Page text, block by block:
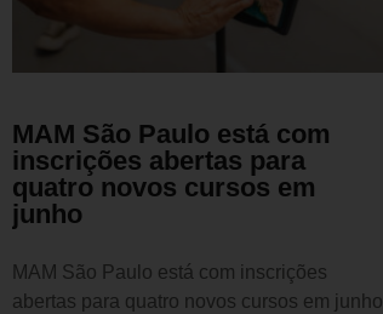
MAM São Paulo está com
inscrições abertas para
quatro novos cursos em
junho
MAM São Paulo está com inscrições
abertas para quatro novos cursos em junho